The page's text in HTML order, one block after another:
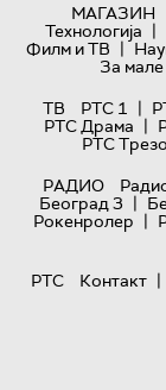
МАГАЗИН
Технологијa |
Филм и ТВ |
За мале
ТВ
РТС 1 |
РТС Драма |
РТС
РАДИО
Београд 3 |
Рокенролер |
РТС
Контакт |